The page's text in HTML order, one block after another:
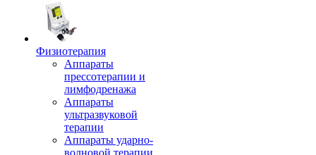
Физиотерапия
Аппараты
прессотерапии и
лимфодренажа
Аппараты
ультразвуковой
терапии
Аппараты ударно-
волновой терапии